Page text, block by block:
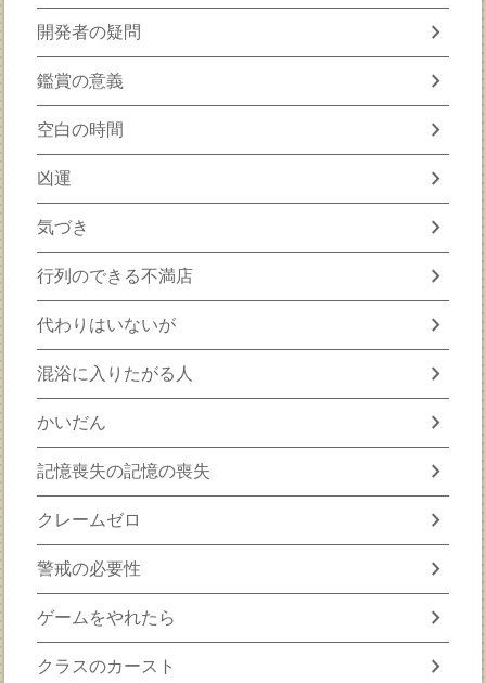
開発者の疑問 chevron_right
鑑賞の意義 chevron_right
空白の時間 chevron_right
凶運 chevron_right
気づき chevron_right
行列のできる不満店 chevron_right
代わりはいないが chevron_right
混浴に入りたがる人 chevron_right
かいだん chevron_right
記憶喪失の記憶の喪失 chevron_right
クレームゼロ chevron_right
警戒の必要性 chevron_right
ゲームをやれたら chevron_right
クラスのカースト chevron_right